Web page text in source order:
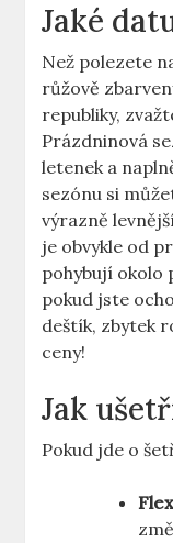
Jaké
Než polezete
růžově
republiky,
Prázdninová
letenek a
sezónu si
výrazně
je obvykle od
pohybují okolo
pokud jste
deštík, zbytek
ceny!
Jak
Pokud jde o